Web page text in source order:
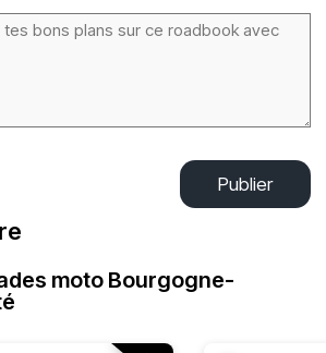
Publier
moto Bourgogne-